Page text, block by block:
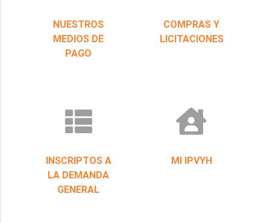
NUESTROS
MEDIOS DE
PAGO
COMPRAS Y
LICITACIONES
INSCRIPTOS A
LA DEMANDA
GENERAL
MI IPVYH